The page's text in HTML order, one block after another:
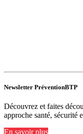
Newsletter PréventionBTP
Découvrez et faites
approche santé, sécurité
En savoir plus